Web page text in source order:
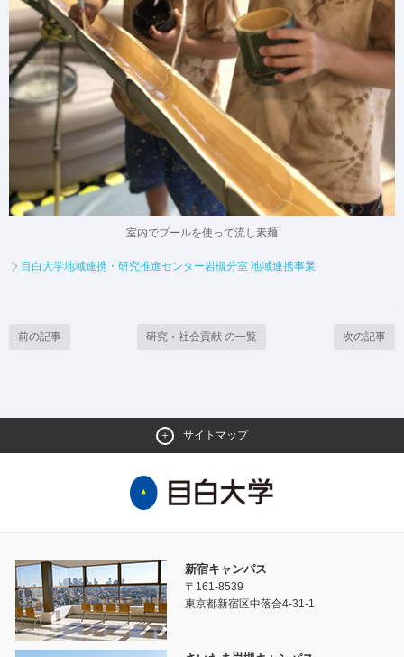
室内でプールを使って流し素麺
目白大学地域連携・研究推進センター岩槻分室 地域連携事業
前の記事 研究・社会貢献 の一覧 次の記事
サイトマップ
新宿キャンパス
〒161-8539
東京都新宿区中落合4-31-1